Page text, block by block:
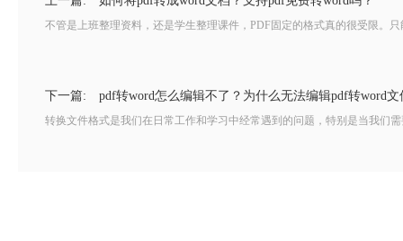
不管是上班整理资料，还是学生整理课件，PDF固定的格式真的很受限。
下一篇: pdf转word怎么编辑不了？为什么无法编辑pdf转word文
转换文件格式是我们在日常工作和学习中经常遇到的问题，特别是当我们